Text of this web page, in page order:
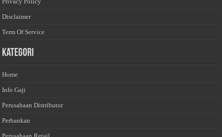
Disclaimer
Term Of Service
Kategori
Home
Info Gaji
Perusahaan Distributor
Perbankan